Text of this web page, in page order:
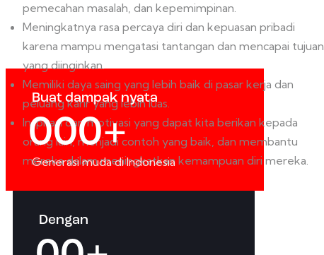
pemecahan masalah, dan kepemimpinan.
Meningkatnya rasa percaya diri dan kepuasan pribadi
karena mampu mengatasi tantangan dan mencapai tujuan
yang diinginkan.
Memiliki daya saing yang lebih baik di pasar kerja dan
peluang karir yang lebih luas.
Inspirasi dan motivasi yang dapat kita berikan kepada
orang lain, menjadi contoh yang baik, dan membantu
mereka dalam meningkatkan kemampuan diri mereka.
Buat dampak nyata
000+
Generasi muda di Indonesia
Dengan